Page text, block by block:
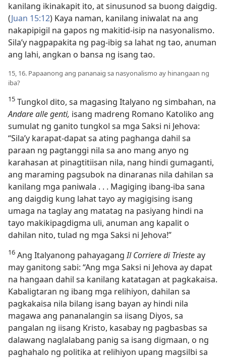
kanilang ikinakapit ito, at sinusunod sa buong daigdig.
(Juan 15:12) Kaya naman, kanilang iniwalat na ang
nakapipigil na gapos ng makitid-isip na nasyonalismo.
Sila’y nagpapakita ng pag-ibig sa lahat ng tao, anuman
ang lahi, angkan o bansa ng isang tao.
15, 16. Papaanong ang pananaig sa nasyonalismo ay hinangaan ng
iba?
15 Tungkol dito, sa magasing Italyano ng simbahan, na
Andare alle genti, isang madreng Romano Katoliko ang
sumulat ng ganito tungkol sa mga Saksi ni Jehova:
“Sila’y karapat-dapat sa ating paghanga dahil sa
paraan ng pagtanggi nila sa ano mang anyo ng
karahasan at pinagtitiisan nila, nang hindi gumaganti,
ang maraming pagsubok na dinaranas nila dahilan sa
kanilang mga paniwala . . . Magiging ibang-iba sana
ang daigdig kung lahat tayo ay magigising isang
umaga na taglay ang matatag na pasiyang hindi na
tayo makikipagdigma uli, anuman ang kapalit o
dahilan nito, tulad ng mga Saksi ni Jehova!”
16 Ang Italyanong pahayagangIl Corriere di Triesteay
may ganitong sabi: “Ang mga Saksi ni Jehova ay dapat
na hangaan dahil sa kanilang katatagan at pagkakaisa.
Kabaligtaran ng ibang mga relihiyon, dahilan sa
pagkakaisa nila bilang isang bayan ay hindi nila
magawa ang pananalangin sa iisang Diyos, sa
pangalan ng iisang Kristo, kasabay ng pagbasbas sa
dalawang naglalabang panig sa isang digmaan, o ng
paghahalo ng politika at relihiyon upang magsilbi sa